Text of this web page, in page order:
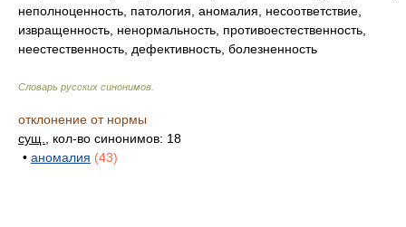
неполноценность, патология, аномалия, несоответствие,
извращенность, ненормальность, противоестественность,
неестественность, дефективность, болезненность
Словарь русских синонимов
отклонение от нормы
сущ.
, кол-во синонимов: 18
• аномалия (43)